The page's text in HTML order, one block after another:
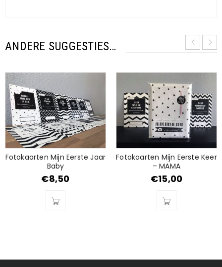
ANDERE SUGGESTIES…
Fotokaarten Mijn Eerste Jaar
Baby
€8,50
Fotokaarten Mijn Eerste Keer
– MAMA
€15,00